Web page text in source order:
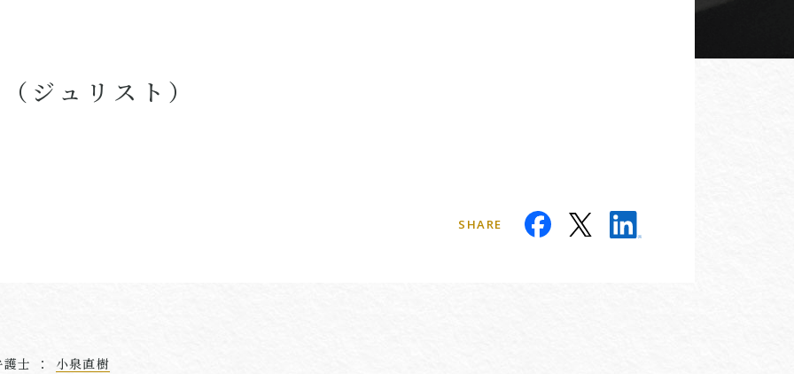
ジュリスト）
SHARE
護士 ： 小泉直樹